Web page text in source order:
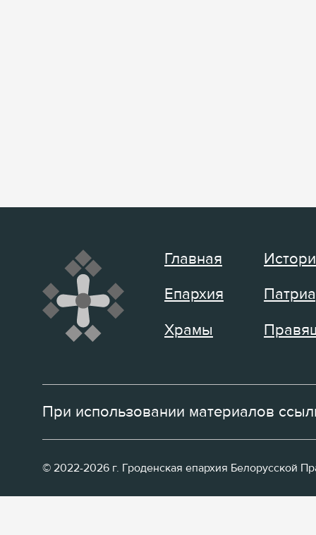
Главная
Епархия
Храмы
При использовании материалов
© 2022-2026 г. Гроденская епархия Белорусской